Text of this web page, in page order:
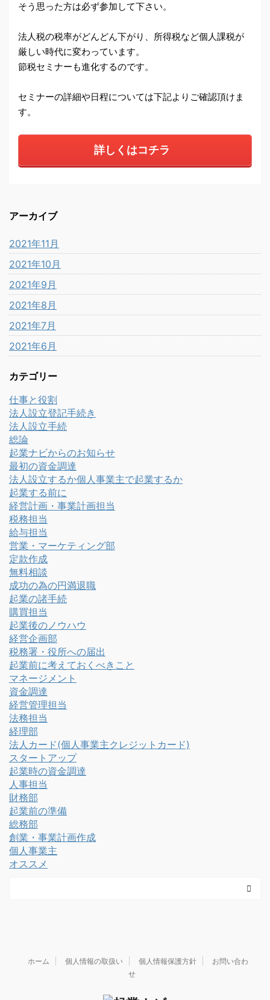
そう思った方は必ず参加して下さい。
法人税の税率がどんどん下がり、所得税など個人課税が
厳しい時代に変わっています。
節税セミナーも進化するのです。
セミナーの詳細や日程については下記よりご確認頂けま
す。
詳しくはコチラ
アーカイブ
2021年11月
2021年10月
2021年9月
2021年8月
2021年7月
2021年6月
カテゴリー
仕事と役割
法人設立登記手続き
法人設立手続
総論
起業ナビからのお知らせ
最初の資金調達
法人設立するか個人事業主で起業するか
起業する前に
経営計画・事業計画担当
税務担当
給与担当
営業・マーケティング部
定款作成
無料相談
成功の為の円満退職
起業の諸手続
購買担当
起業後のノウハウ
経営企画部
税務署・役所への届出
起業前に考えておくべきこと
マネージメント
資金調達
経営管理担当
法務担当
経理部
法人カード(個人事業主クレジットカード)
スタートアップ
起業時の資金調達
人事担当
財務部
起業前の準備
総務部
創業・事業計画作成
個人事業主
オススメ
ホーム 個人情報の取扱い 個人情報保護方針
お問い合わ
せ